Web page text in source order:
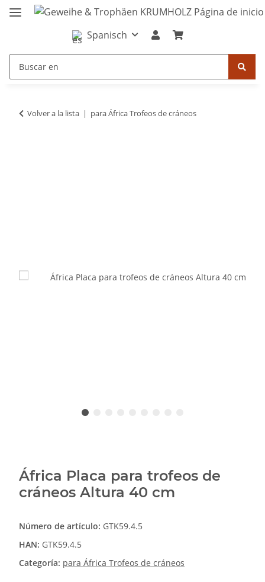
Spanisch
Volver a la lista para África Trofeos de cráneos
África Placa para trofeos de
cráneos Altura 40 cm
Número de artículo: GTK59.4.5
HAN: GTK59.4.5
Categoría: para África Trofeos de cráneos